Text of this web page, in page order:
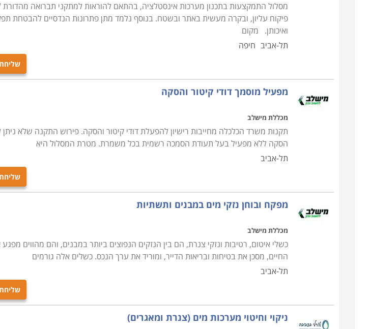
פיקוח עליון, ובקרה מעשית באתר ובשטח. בנוסף נלמד מתן פתרונות הנדסיים להבטחת
ואיכותן. מקום
תל-אביב חיפה
מפעיל מוסמך דודי קיטור והסקה
מכללת מישלב
תקנות משרד הכלכלה מחייבות רישיון להפעלת דודי קיטור והסקה. פירוש התקנה שלא ניתן
הסקה ללא מפעיל בעל תעודת הסמכה רשמית בכל משמרת. מטרת המסלול היא
תל-אביב
מפקח ובוחן נזקי מים במבנים ותשתיות
מכללת מישלב
כשלי איטום, רטיבות ונזקי צנרת, הם בין הנזקים הנפוצים ביותר במבנים, והם מהווים
החיים, מסכן את בטיחות ובריאות הדייר, ומוריד את ערך הנכס. כשלים אלה גורמים
תל-אביב
ניקוי וחיטוי מערכות מים (צנרת ומאגרים)